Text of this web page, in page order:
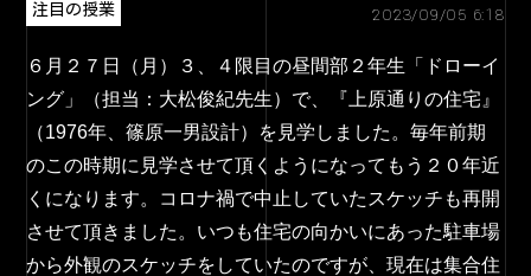
注目の授業 2023/09/05 6:18
６月２７日（月）３、４限目の昼間部２年生「ドローイ
ング」（担当：大松俊紀先生）で、『上原通りの住宅』
（1976年、篠原一男設計）を見学しました。毎年前期
のこの時期に見学させて頂くようになってもう２０年近
くになります。コロナ禍で中止していたスケッチも再開
させて頂きました。いつも住宅の向かいにあった駐車場
から外観のスケッチをしていたのですが、現在は集合住